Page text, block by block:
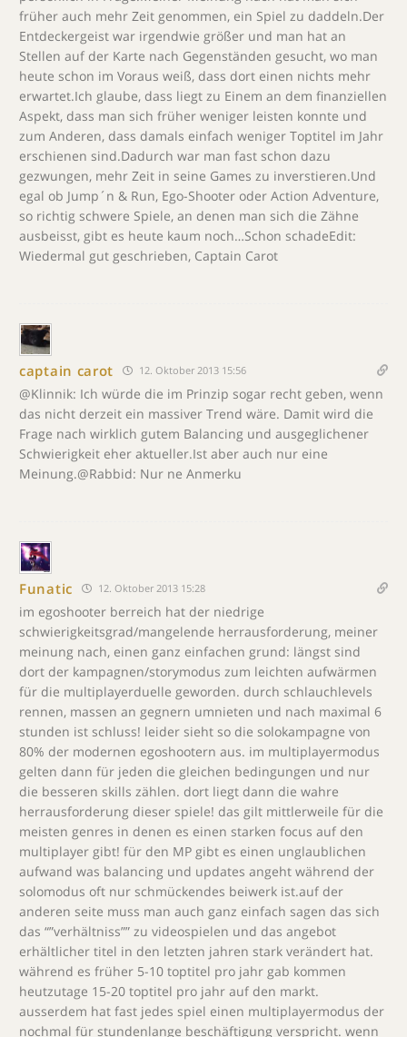
früher auch mehr Zeit genommen, ein Spiel zu daddeln.Der
Entdeckergeist war irgendwie größer und man hat an
Stellen auf der Karte nach Gegenständen gesucht, wo man
heute schon im Voraus weiß, dass dort einen nichts mehr
erwartet.Ich glaube, dass liegt zu Einem an dem finanziellen
Aspekt, dass man sich früher weniger leisten konnte und
zum Anderen, dass damals einfach weniger Toptitel im Jahr
erschienen sind.Dadurch war man fast schon dazu
gezwungen, mehr Zeit in seine Games zu inverstieren.Und
egal ob Jump´n & Run, Ego-Shooter oder Action Adventure,
so richtig schwere Spiele, an denen man sich die Zähne
ausbeisst, gibt es heute kaum noch…Schon schadeEdit:
Wiedermal gut geschrieben, Captain Carot
captain carot 12. Oktober 2013 15:56
@Klinnik: Ich würde die im Prinzip sogar recht geben, wenn
das nicht derzeit ein massiver Trend wäre. Damit wird die
Frage nach wirklich gutem Balancing und ausgeglichener
Schwierigkeit eher aktueller.Ist aber auch nur eine
Meinung.@Rabbid: Nur ne Anmerku
Funatic 12. Oktober 2013 15:28
im egoshooter berreich hat der niedrige
schwierigkeitsgrad/mangelende herrausforderung, meiner
meinung nach, einen ganz einfachen grund: längst sind
dort der kampagnen/storymodus zum leichten aufwärmen
für die multiplayerduelle geworden. durch schlauchlevels
rennen, massen an gegnern umnieten und nach maximal 6
stunden ist schluss! leider sieht so die solokampagne von
80% der modernen egoshootern aus. im multiplayermodus
gelten dann für jeden die gleichen bedingungen und nur
die besseren skills zählen. dort liegt dann die wahre
herrausforderung dieser spiele! das gilt mittlerweile für die
meisten genres in denen es einen starken focus auf den
multiplayer gibt! für den MP gibt es einen unglaublichen
aufwand was balancing und updates angeht während der
solomodus oft nur schmückendes beiwerk ist.auf der
anderen seite muss man auch ganz einfach sagen das sich
das “”verhältniss”” zu videospielen und das angebot
erhältlicher titel in den letzten jahren stark verändert hat.
während es früher 5-10 toptitel pro jahr gab kommen
heutzutage 15-20 toptitel pro jahr auf den markt.
ausserdem hat fast jedes spiel einen multiplayermodus der
nochmal für stundenlange beschäftigung verspricht. wenn